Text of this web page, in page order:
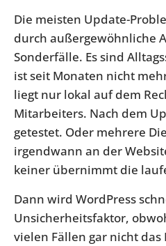
Die meisten Update-
durch außergewöhnliche
Sonderfälle. Es sind
ist seit Monaten nicht
liegt nur lokal auf dem
Mitarbeiters. Nach dem
getestet. Oder mehrere
irgendwann an der
keiner übernimmt die
Dann wird WordPress
Unsicherheitsfaktor,
vielen Fällen gar nicht das